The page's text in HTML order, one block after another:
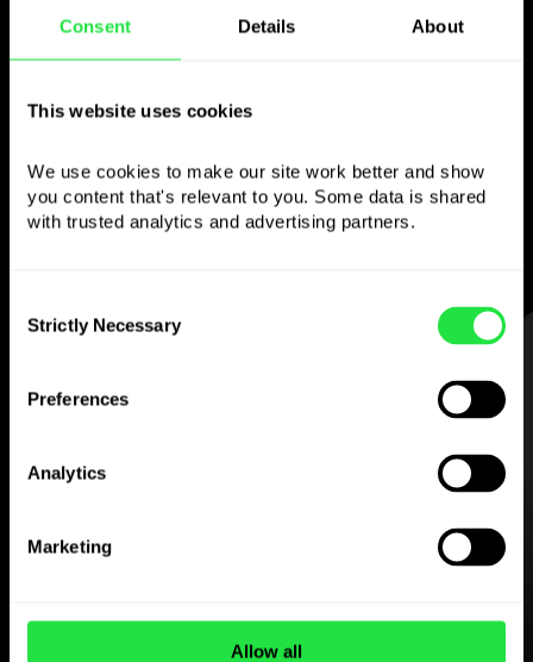
Consent Details About
This website uses cookies
We use cookies to make our site work better and show
you content that's relevant to you. Some data is shared
with trusted analytics and advertising partners.
Selection
Strictly Necessary
Preferences
Analytics
Marketing
Allow all
Use la divisa elegida
como quiera
retire en cajeros sin
comisión, pague con la tarjeta multidivisa
— sencillo y sin estrés.
la aplicación ZEN.COM